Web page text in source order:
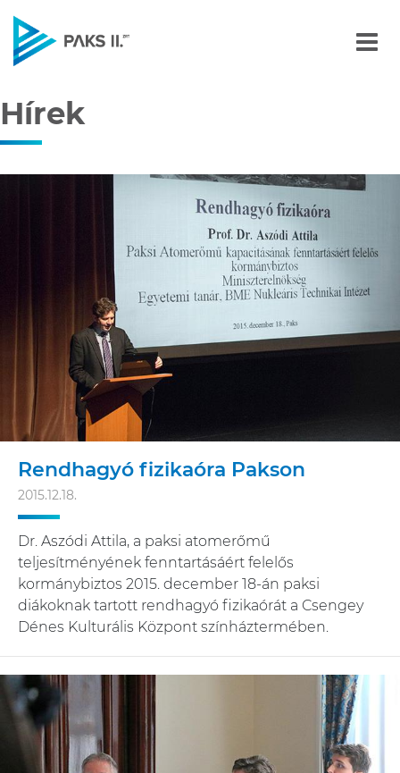
Hírek
Hírek
Rendhagyó fizikaóra Pakson
2015.12.18.
Dr. Aszódi Attila, a paksi atomerőmű
teljesítményének fenntartásáért felelős
kormánybiztos 2015. december 18-án paksi
diákoknak tartott rendhagyó fizikaórát a Csengey
Dénes Kulturális Központ színháztermében.